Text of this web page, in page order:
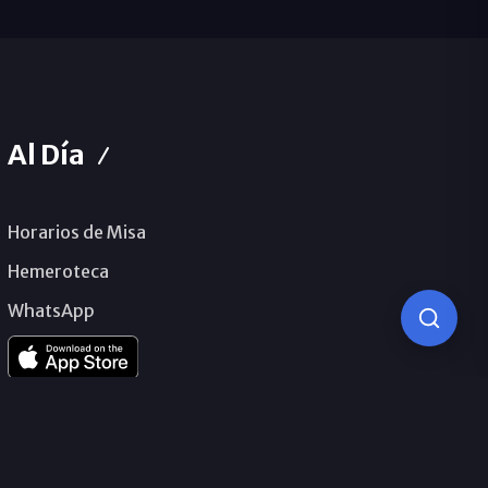
Al Día
Horarios de Misa
Hemeroteca
WhatsApp